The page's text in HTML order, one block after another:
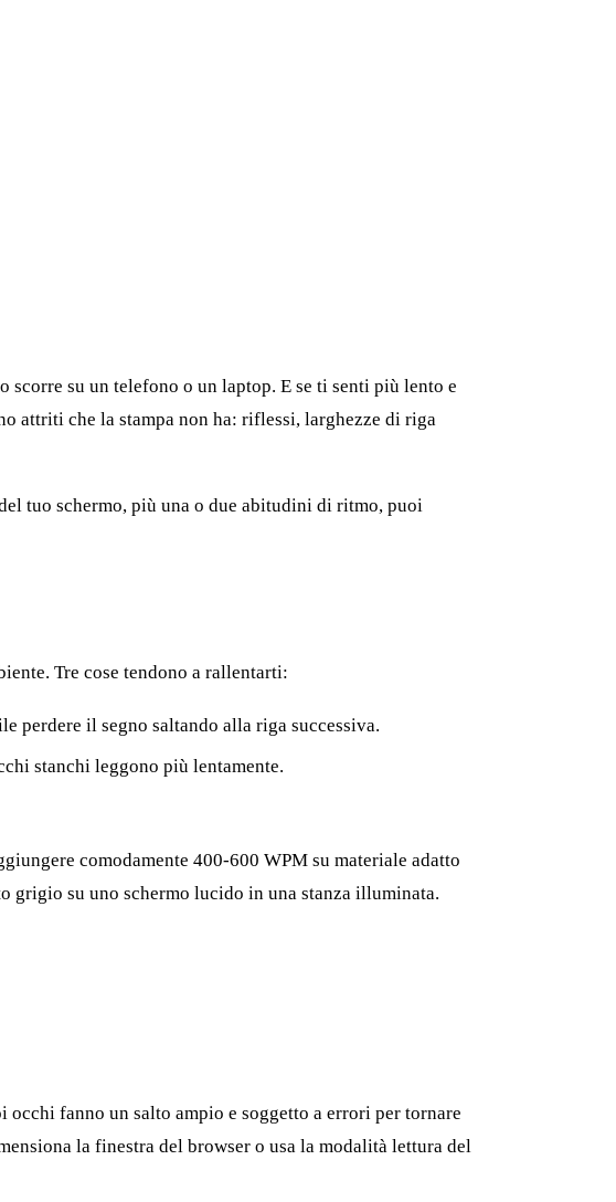
su un telefono o un laptop. E se ti senti più lento e
attriti che la stampa non ha: riflessi, larghezze di riga
tuo schermo, più una o due abitudini di ritmo, puoi
Tre cose tendono a rallentarti:
perdere il segno saltando alla riga successiva.
stanchi leggono più lentamente.
comodamente 400-600 WPM su materiale adatto
grigio su uno schermo lucido in una stanza illuminata.
fanno un salto ampio e soggetto a errori per tornare
la finestra del browser o usa la modalità lettura del